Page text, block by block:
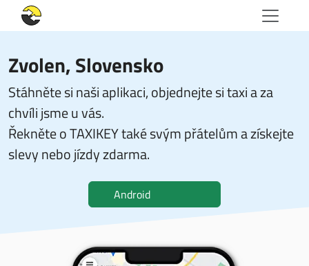
Zvolen, Slovensko
Stáhněte si naši aplikaci, objednejte si taxi a za
chvíli jsme u vás.
Řekněte o TAXIKEY také svým přátelům a získejte
slevy nebo jízdy zdarma.
Android